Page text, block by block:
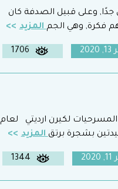
جدًا, وعلى قبيل الصدفة كان
فكرة, وهي الجمالمزيد
1706
لكيرن ارديتي لعام
المزيد
1344